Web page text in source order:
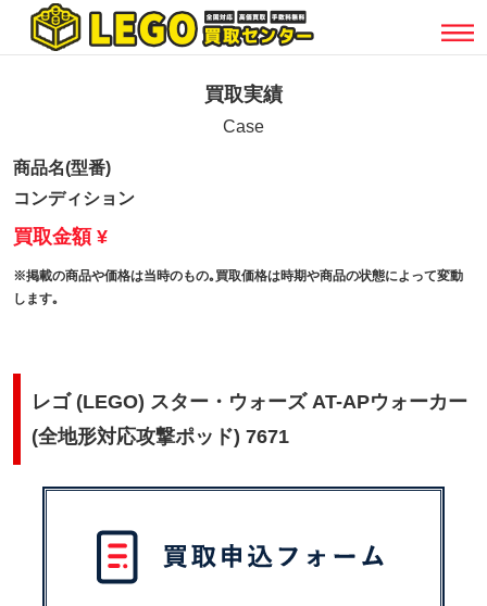
買取実績
Case
商品名(型番)
コンディション
買取金額 ¥
※掲載の商品や価格は当時のもの｡買取価格は時期や商品の状態によって変動
します｡
レゴ (LEGO) スター・ウォーズ AT-APウォーカー
(全地形対応攻撃ポッド) 7671